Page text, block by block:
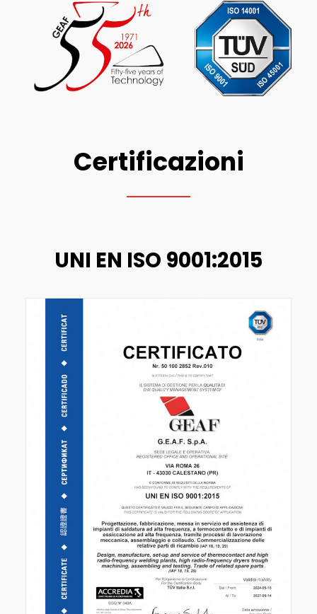
ENGLISH
FRANÇAIS
DEUTSCH
Certificazioni
UNI EN ISO 9001:2015